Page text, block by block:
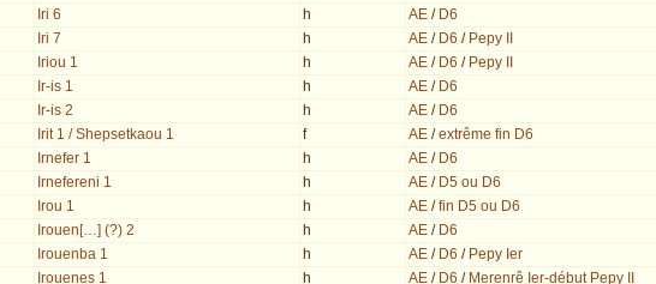
Iri 6 h AE/ D6
Iri 7 h AE/ D6 / Pepy II
Iriou 1 h AE/ D6 / Pepy II
Ir-is 1 h AE/ D6
Ir-is 2 h AE/ D6
Irit 1 / Shepsetkaou 1 f AE/extrême fin D6
Irnefer 1 h AE/ D6
Irnefereni 1 h AE/ D5 ou D6
Irou 1 h AE/fin D5 ou D6
Irouen[…] (?) 2 h AE/ D6
Irouenba 1 h AE/ D6 / Pepy Ier
Irouenes 1 h AE/ D6 / Merenrê Ier-début Pepy II